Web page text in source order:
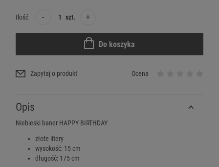
Ilość - szt. +
Do koszyka
Zapytaj o produkt Ocena
Opis
Niebieski baner HAPPY BIRTHDAY
złote litery
wysokość: 15 cm
długość: 175 cm